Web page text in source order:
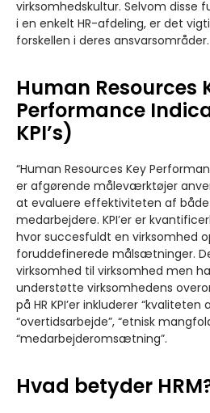
virksomhedskultur. Selvom disse
i en enkelt HR-afdeling, er det
forskellen i deres ansvarsområder.
Human Resources
Performance
KPI’s)
“Human Resources Key
er afgørende måleværktøjer
at evaluere effektiviteten af
medarbejdere. KPI’er er
hvor succesfuldt en virksomhed
foruddefinerede målsætninger.
virksomhed til virksomhed men
understøtte virksomhedens
på HR KPI’er inkluderer
“overtidsarbejde”, “etnisk
“medarbejderomsætning”.
Hvad betyder